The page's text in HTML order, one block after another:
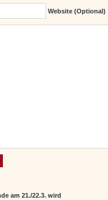
Website (Optional)
am 21./22.3. wird